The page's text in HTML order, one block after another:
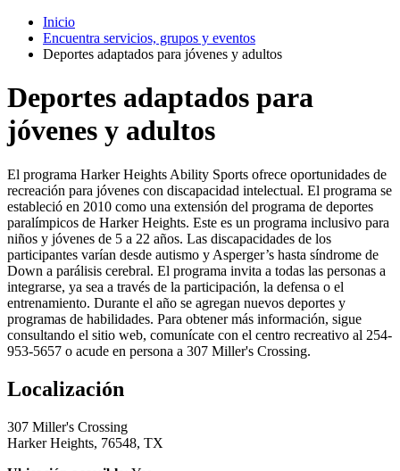
Inicio
Encuentra servicios, grupos y eventos
Deportes adaptados para jóvenes y adultos
Deportes adaptados para
jóvenes y adultos
El programa Harker Heights Ability Sports ofrece oportunidades de
recreación para jóvenes con discapacidad intelectual. El programa se
estableció en 2010 como una extensión del programa de deportes
paralímpicos de Harker Heights. Este es un programa inclusivo para
niños y jóvenes de 5 a 22 años. Las discapacidades de los
participantes varían desde autismo y Asperger’s hasta síndrome de
Down a parálisis cerebral. El programa invita a todas las personas a
integrarse, ya sea a través de la participación, la defensa o el
entrenamiento. Durante el año se agregan nuevos deportes y
programas de habilidades. Para obtener más información, sigue
consultando el sitio web, comunícate con el centro recreativo al 254-
953-5657 o acude en persona a 307 Miller's Crossing.
Localización
307 Miller's Crossing
Harker Heights, 76548, TX